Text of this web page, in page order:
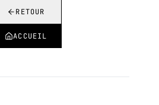
RETOUR
ACCUEIL